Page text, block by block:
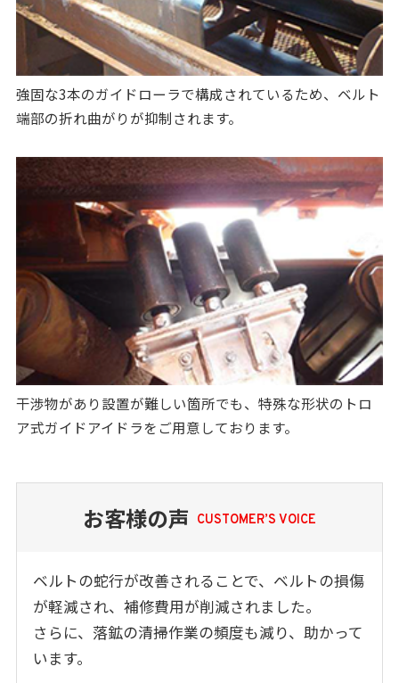
強固な3本のガイドローラで構成されているため、ベルト
端部の折れ曲がりが抑制されます。
干渉物があり設置が難しい箇所でも、特殊な形状のトロ
ア式ガイドアイドラをご用意しております。
お客様の声 CUSTOMER’S VOICE
ベルトの蛇行が改善されることで、ベルトの損傷
が軽減され、補修費用が削減されました。
さらに、落鉱の清掃作業の頻度も減り、助かって
います。